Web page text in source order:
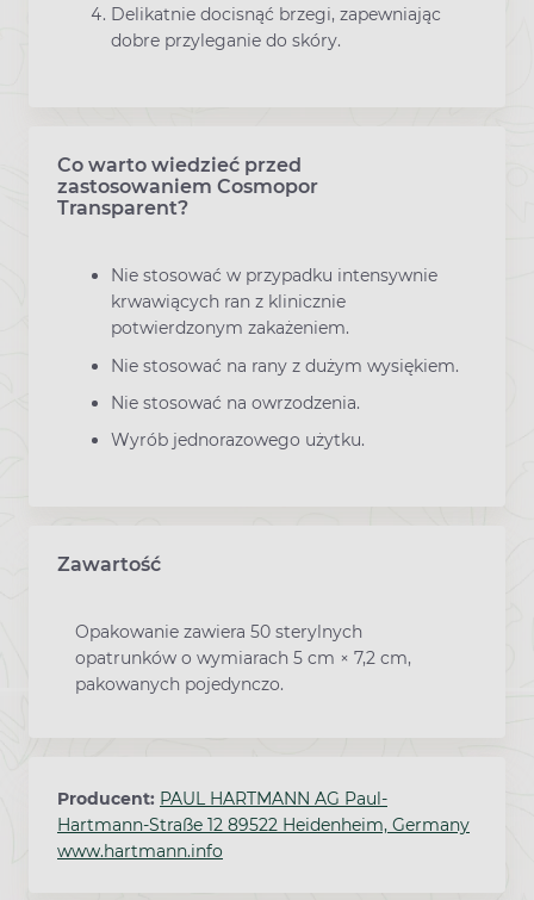
Delikatnie docisnąć brzegi, zapewniając
dobre przyleganie do skóry.
Co warto wiedzieć przed
zastosowaniem Cosmopor
Transparent?
Nie stosować w przypadku intensywnie
krwawiących ran z klinicznie
potwierdzonym zakażeniem.
Nie stosować na rany z dużym wysiękiem.
Nie stosować na owrzodzenia.
Wyrób jednorazowego użytku.
Zawartość
Opakowanie zawiera 50 sterylnych
opatrunków o wymiarach 5 cm × 7,2 cm,
pakowanych pojedynczo.
Producent: PAUL HARTMANN AG Paul-
Hartmann-Straße 12 89522 Heidenheim, Germany
www.hartmann.info